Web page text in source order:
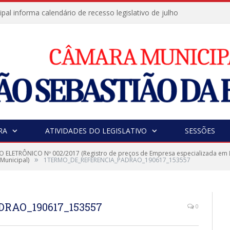
informa calendário de recesso legislativo de julho
ATIVIDADES DO LEGISLATIVO SESSÕES
ELETRÔNICO Nº 002/2017 (Registro de preços de Empresa especializada
» 1TERMO_DE_REFERENCIA_PADRAO_190617_153557
0